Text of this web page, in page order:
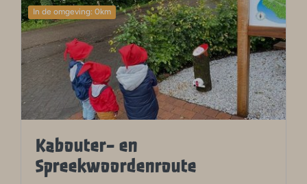
In de omgeving: 0km
Kabouter- en
Spreekwoordenroute